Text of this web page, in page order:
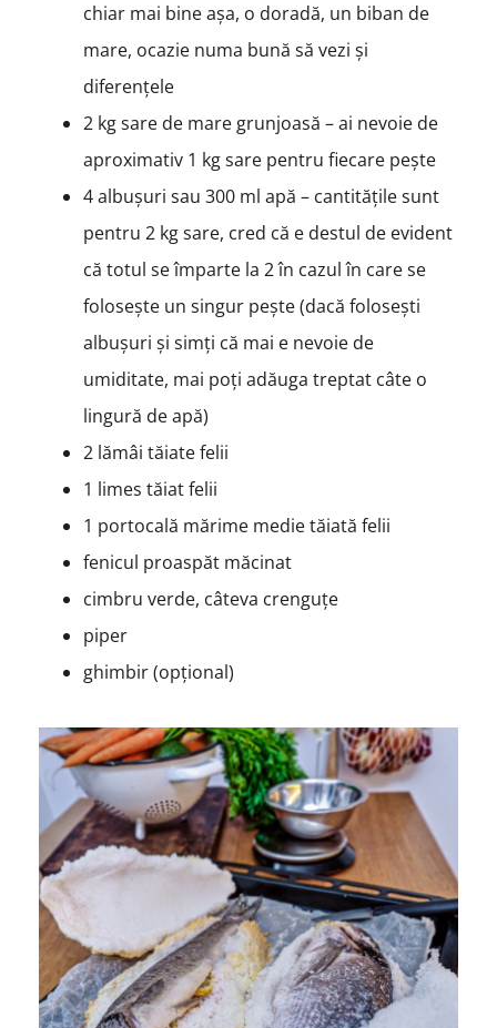
chiar mai bine așa, o doradă, un biban de
mare, ocazie numa bună să vezi și
diferențele
2 kg sare de mare grunjoasă – ai nevoie de
aproximativ 1 kg sare pentru fiecare pește
4 albușuri sau 300 ml apă – cantitățile sunt
pentru 2 kg sare, cred că e destul de evident
că totul se împarte la 2 în cazul în care se
folosește un singur pește (dacă folosești
albușuri și simți că mai e nevoie de
umiditate, mai poți adăuga treptat câte o
lingură de apă)
2 lămâi tăiate felii
1 limes tăiat felii
1 portocală mărime medie tăiată felii
fenicul proaspăt măcinat
cimbru verde, câteva crenguțe
piper
ghimbir (opțional)